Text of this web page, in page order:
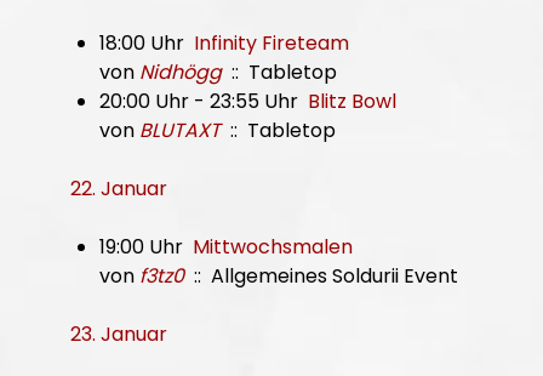
18:00 Uhr Infinity Fireteam
von Nidhögg:: Tabletop
20:00 Uhr - 23:55 Uhr Blitz Bowl
von BLUTAXT:: Tabletop
22. Januar
19:00 Uhr Mittwochsmalen
von f3tz0:: Allgemeines Soldurii Event
23. Januar